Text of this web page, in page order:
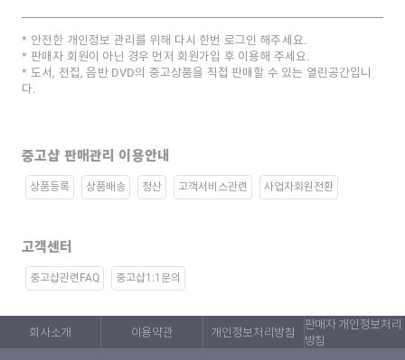
안전한 개인정보 관리를 위해 다시 한번 로그인 해주세요.
판매자 회원이 아닌 경우 먼저 회원가입 후 이용해 주세요.
도서, 전집, 음반 DVD의 중고상품을 직접 판매할 수 있는 열린공간입니
다.
중고샵 판매관리 이용안내
상품등록 상품배송 정산 고객서비스관련 사업자회원전환
고객센터
중고샵관련FAQ 중고샵1:1문의
회사소개 이용약관 개인정보처리방침
판매자 개인정보처리
방침